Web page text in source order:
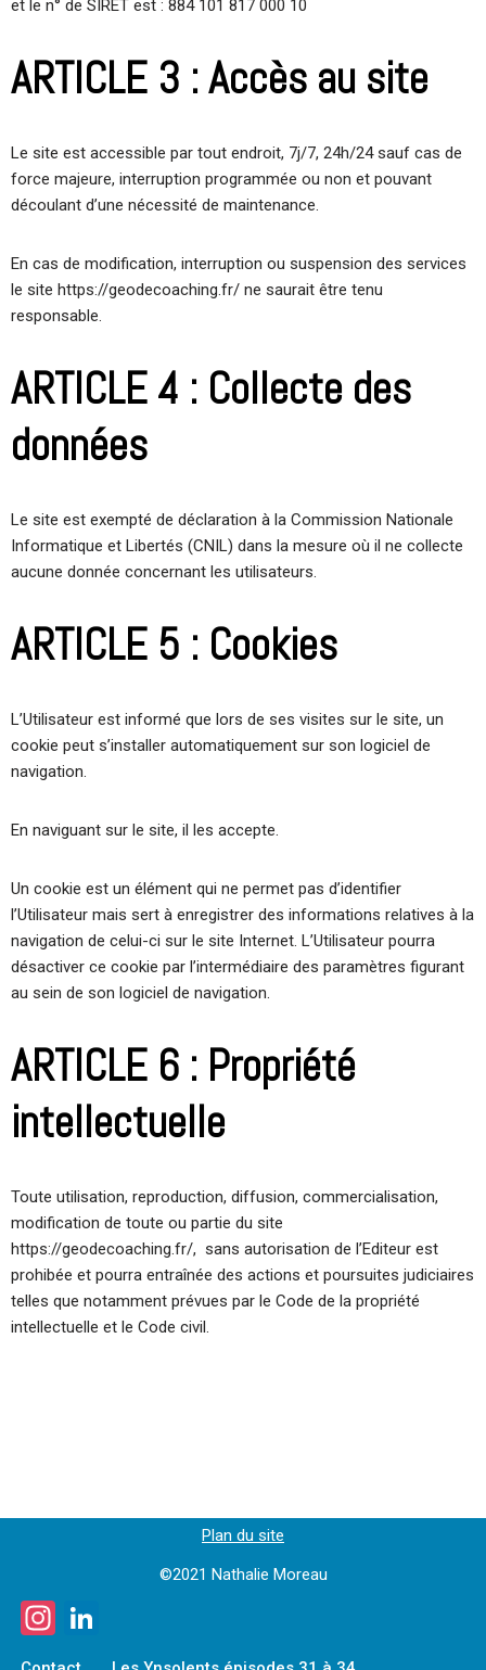
et le n° de SIRET est : 884 101 817 000 10
ARTICLE 3 : Accès au site
Le site est accessible par tout endroit, 7j/7, 24h/24 sauf cas de
force majeure, interruption programmée ou non et pouvant
découlant d’une nécessité de maintenance.
En cas de modification, interruption ou suspension des services
le site https://geodecoaching.fr/ ne saurait être tenu
responsable.
ARTICLE 4 : Collecte des
données
Le site est exempté de déclaration à la Commission Nationale
Informatique et Libertés (CNIL) dans la mesure où il ne collecte
aucune donnée concernant les utilisateurs.
ARTICLE 5 : Cookies
L’Utilisateur est informé que lors de ses visites sur le site, un
cookie peut s’installer automatiquement sur son logiciel de
navigation.
En naviguant sur le site, il les accepte.
Un cookie est un élément qui ne permet pas d’identifier
l’Utilisateur mais sert à enregistrer des informations relatives à la
navigation de celui-ci sur le site Internet. L’Utilisateur pourra
désactiver ce cookie par l’intermédiaire des paramètres figurant
au sein de son logiciel de navigation.
ARTICLE 6 : Propriété
intellectuelle
Toute utilisation, reproduction, diffusion, commercialisation,
modification de toute ou partie du site
https://geodecoaching.fr/, sans autorisation de l’Editeur est
prohibée et pourra entraînée des actions et poursuites judiciaires
telles que notamment prévues par le Code de la propriété
intellectuelle et le Code civil.
Plan du site
©2021 Nathalie Moreau
In
st
n